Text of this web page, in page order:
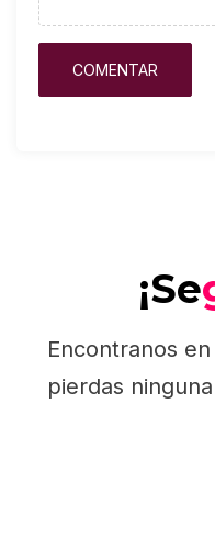
¡Se
Encontranos
pierdas